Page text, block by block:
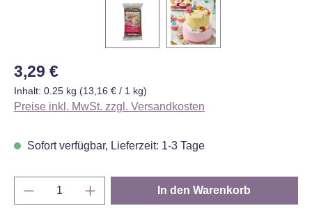
Regulärer Preis:
3,29 €
Inhalt: 0.25 kg (13,16 € / 1 kg)
Preise inkl. MwSt. zzgl. Versandkosten
Sofort verfügbar, Lieferzeit: 1-3 Tage
Produkt Anzahl: Gib den gewünschten
In den Warenkorb